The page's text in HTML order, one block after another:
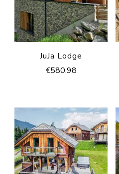
JuJa Lodge
€580.98